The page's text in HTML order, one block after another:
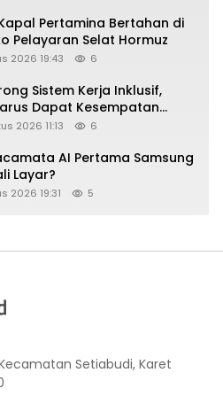
Pertamina Bertahan di
Pelayaran Selat Hormuz
2026 19:43 6
Sistem Kerja Inklusif,
Dapat Kesempatan
2026 11:13 6
AI Pertama Samsung
Layar?
2026 19:31 5
Setiabudi, Karet